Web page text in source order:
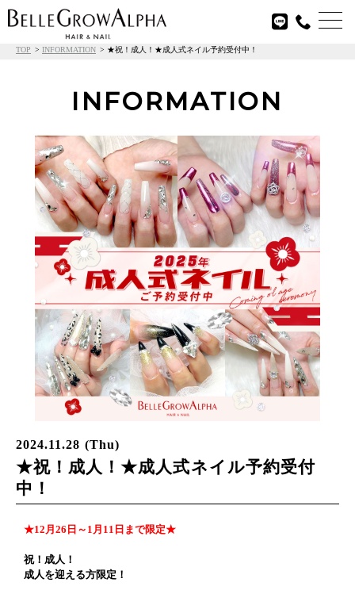

TOP INFORMATION ★祝！成人！★成人式ネイル予約受付中！
INFORMATION
2024.11.28 (Thu)
★祝！成人！★成人式ネイル予約受付
中！
★12月26日～1月11日まで限定★
祝！成人！
成人を迎える方限定！